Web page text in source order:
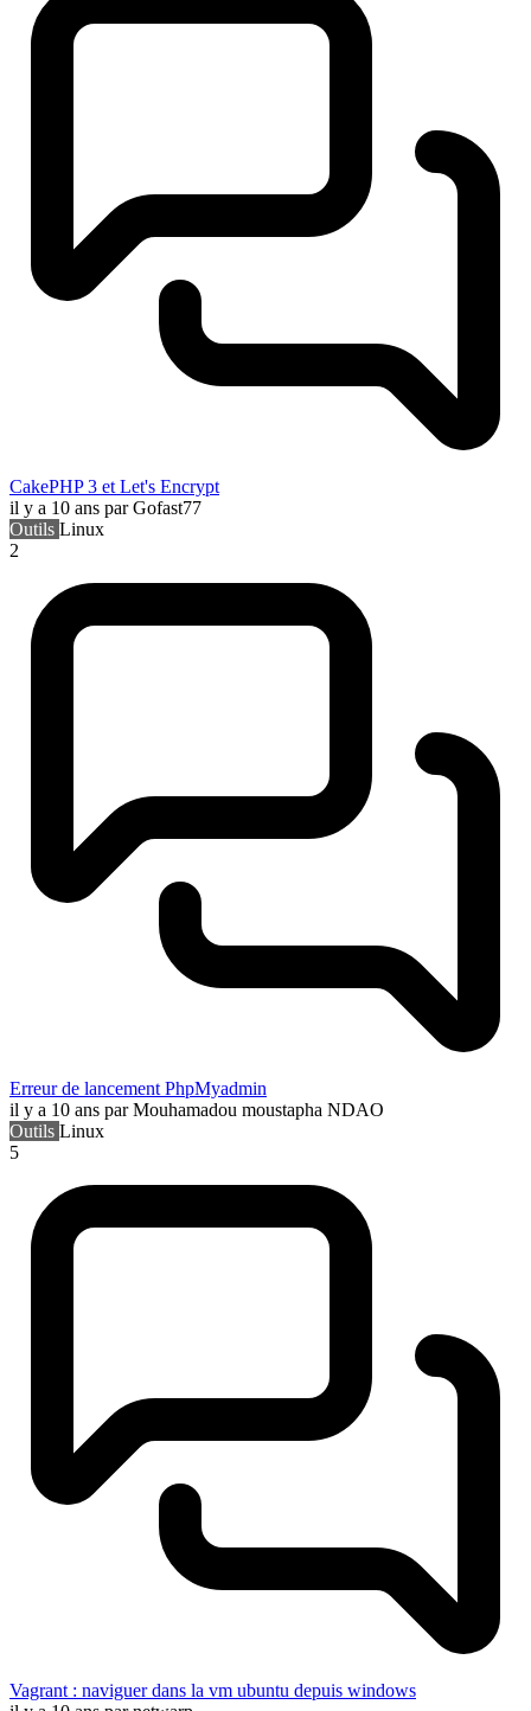
CakePHP 3 et Let's Encrypt
il y a 10 ans par Gofast77
Outils Linux
2
Erreur de lancement PhpMyadmin
il y a 10 ans par Mouhamadou moustapha NDAO
Outils Linux
5
Vagrant : naviguer dans la vm ubuntu depuis windows